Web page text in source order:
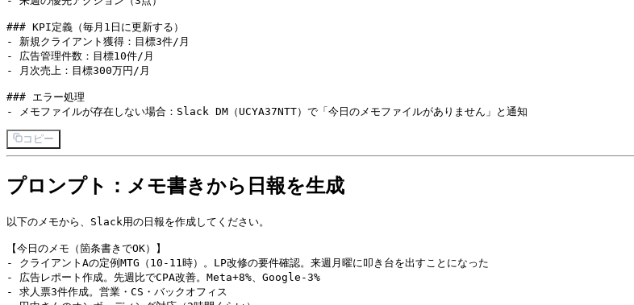
### KPI定義（毎月1日に更新する）
- 新規クライアント獲得：目標3件/月
- 広告管理件数：目標10件/月
- 月次売上：目標300万円/月
### エラー処理
コピー
プロンプト：メモ書きから日報を生成
以下のメモから、Slack用の日報を作成してください。
【今日のメモ（箇条書きでOK）】
- クライアントAの定例MTG（10-11時）。LP改修の要件確認。来週月曜に叩き台を出すことになった
- 広告レポート作成。先週比でCPA改善。Meta+8%、Google-3%
- 求人票3件作成。営業・CS・バックオフィス